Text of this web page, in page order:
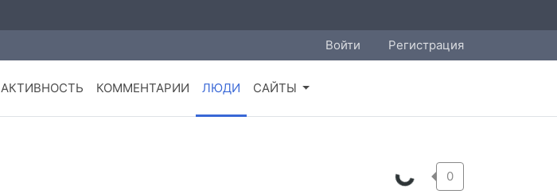
Войти Регистрация
АКТИВНОСТЬ КОММЕНТАРИИ ЛЮДИ САЙТЫ
0